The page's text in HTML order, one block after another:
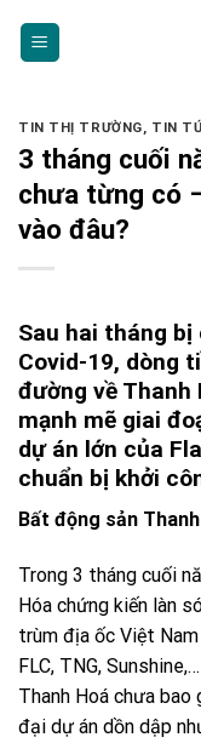
TIN THỊ TRƯỜNG, TIN
3 tháng cuối
chưa từng có
vào đâu?
Sau hai tháng
Covid-19, dòng
đường về Thanh
mạnh mẽ giai
dự án lớn của
chuẩn bị khởi
Bất động sản
Trong 3 tháng cuối
Hóa chứng kiến làn
trùm địa ốc Việt Nam
FLC, TNG,
Thanh Hoá chưa
đại dự án dồn dập